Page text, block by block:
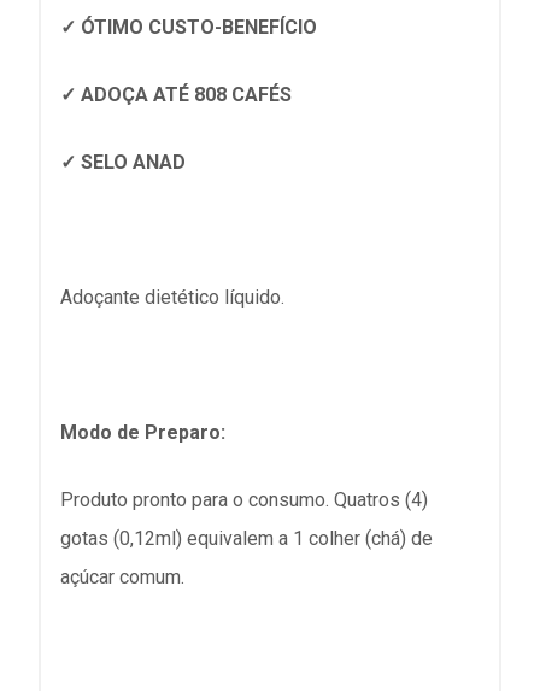
✓ ÓTIMO CUSTO-BENEFÍCIO
✓ ADOÇA ATÉ 808 CAFÉS
✓ SELO ANAD
Adoçante dietético líquido.
Modo de Preparo:
Produto pronto para o consumo. Quatros (4)
gotas (0,12ml) equivalem a 1 colher (chá) de
açúcar comum.